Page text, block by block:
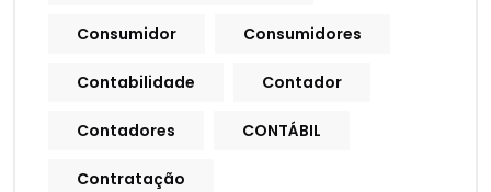
Consumidor Consumidores
Contabilidade Contador
Contadores CONTÁBIL
Contratação